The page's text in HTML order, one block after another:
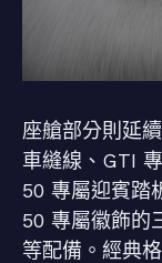
座艙部分則延
車縫線、GTI
50 專屬迎賓踏
50 專屬徽飾的
等配備。經典